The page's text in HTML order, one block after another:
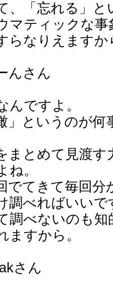
、「忘れる」と
マティックな
らなりえますか
んさん
んですよ。
」というのが
まとめて見渡す
ね。
でてきて毎回分
調べればいいで
調べないのも
ますから。
さん